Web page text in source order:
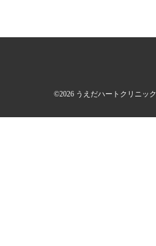
©2026 うえだハートクリニック